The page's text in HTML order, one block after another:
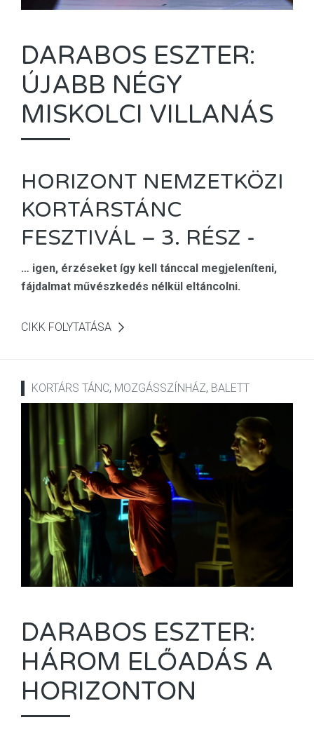
DARABOS ESZTER:
ÚJABB NÉGY
MISKOLCI VILLANÁS
HORIZONT NEMZETKÖZI
KORTÁRSTÁNC
FESZTIVÁL – 3. RÉSZ -
… igen, érzéseket így kell tánccal megjeleníteni,
fájdalmat művészkedés nélkül eltáncolni.
CIKK FOLYTATÁSA
KORTÁRS TÁNC, MOZGÁSSZÍNHÁZ, BALETT
DARABOS ESZTER:
HÁROM ELŐADÁS A
HORIZONTON